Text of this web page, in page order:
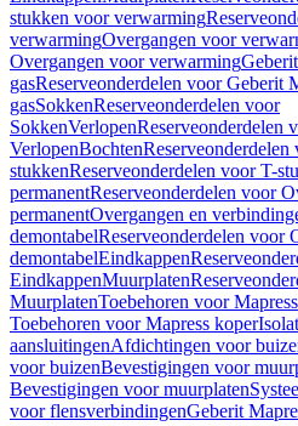
stukken voor verwarming
verwarmingOvergangen voor
Overgangen voor verwarming
gasReserveonderdelen voor Geberit
gasSokkenReserveonderdelen voor
SokkenVerlopenReserveonderdelen
VerlopenBochtenReserveonderdelen
stukkenReserveonderdelen voor T-
permanentReserveonderdelen voor
permanentOvergangen en
demontabelReserveonderdelen voor
demontabelEindkappen
EindkappenMuurplaten
MuurplatenToebehoren voor
Toebehoren voor Mapress koper
aansluitingenAfdichtingen voor
voor buizenBevestigingen voor
Bevestigingen voor muurplaten
voor flensverbindingenGeberit